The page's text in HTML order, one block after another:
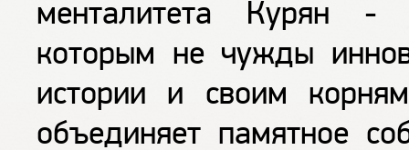
менталитета Курян -
которым не чужды
истории и своим
объединяет памятное